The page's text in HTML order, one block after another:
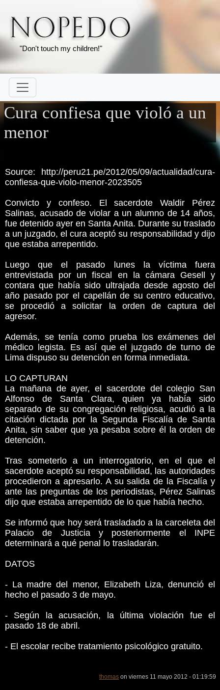
"Don't touch my children!"
Cura confiesa que violó a un
menor
Source: http://peru21.pe/2012/05/09/actualidad/cura-
confiesa-que-violo-menor-2023505
Convicto y confeso. El sacerdote Waldir Pérez
Salinas, acusado de violar a un alumno de 14 años,
fue detenido ayer en Santa Anita. Durante su traslado
a un juzgado, el cura aceptó su responsabilidad y dijo
que estaba arrepentido.
Luego que el pasado lunes la víctima fuera
entrevistada por un fiscal en la cámara Gesell y
contara que había sido ultrajada desde agosto del
año pasado por el capellán de su centro educativo,
se procedió a solicitar la orden de captura del
agresor.
Además, se tenía como prueba los exámenes del
médico legista. Es así que el juzgado de turno de
Lima dispuso su detención en forma inmediata.
LO CAPTURAN
La mañana de ayer, el sacerdote del colegio San
Alfonso de Santa Clara, quien ya había sido
separado de su congregación religiosa, acudió a la
citación dictada por la Segunda Fiscalía de Santa
Anita, sin saber que ya pesaba sobre él la orden de
detención.
Tras someterlo a un interrogatorio, en el que el
sacerdote aceptó su responsabilidad, las autoridades
procedieron a apresarlo. A su salida de la Fiscalía y
ante las preguntas de los periodistas, Pérez Salinas
dijo que estaba arrepentido de lo que había hecho.
Se informó que hoy será trasladado a la carceleta del
Palacio de Justicia y posteriormente el INPE
determinará a qué penal lo trasladarán.
DATOS
- La madre del menor, Elizabeth Liza, denunció el
hecho el pasado 3 de mayo.
- Según la acusación, la última violación fue el
pasado 18 de abril.
- El escolar recibe tratamiento psicológico gratuito.
thomas on viernes 11 mayo 2012 - 01:19:59